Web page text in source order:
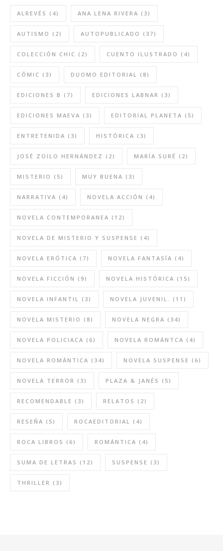
ALREVÉS (4) ANA LENA RIVERA (3)
AUTISMO (2) AUTOPUBLICADO (37)
COLECCIÓN CHIC (2) CUENTO ILUSTRADO (4)
CÓMIC (3) DUOMO EDITORIAL (8)
EDICIONES B (7) EDICIONES LABNAR (3)
EDICIONES MAEVA (3) EDITORIAL PLANETA (5)
ENTRETENIDA (3) HISTÓRICA (3)
JOSÉ ZOILO HERNÁNDEZ (2) MARÍA SURÉ (2)
MISTERIO (5) MUY BUENA (3)
NARRATIVA (4) NOVELA ACCIÓN (4)
NOVELA CONTEMPORANEA (12)
NOVELA DE MISTERIO Y SUSPENSE (4)
NOVELA ERÓTICA (7) NOVELA FANTASÍA (4)
NOVELA FICCIÓN (9) NOVELA HISTÓRICA (15)
NOVELA INFANTIL (3) NOVELA JUVENIL. (11)
NOVELA MISTERIO (8) NOVELA NEGRA (34)
NOVELA POLICIACA (6) NOVELA ROMÁNTCA (4)
NOVELA ROMÁNTICA (34) NOVELA SUSPENSE (6)
NOVELA TERROR (3) PLAZA & JANÉS (5)
RECOMENDABLE (3) RELATOS (2)
RESEÑA (5) ROCAEDITORIAL (4)
ROCA LIBROS (6) ROMÁNTICA (4)
SUMA DE LETRAS (12) SUSPENSE (3)
THRILLER (3)